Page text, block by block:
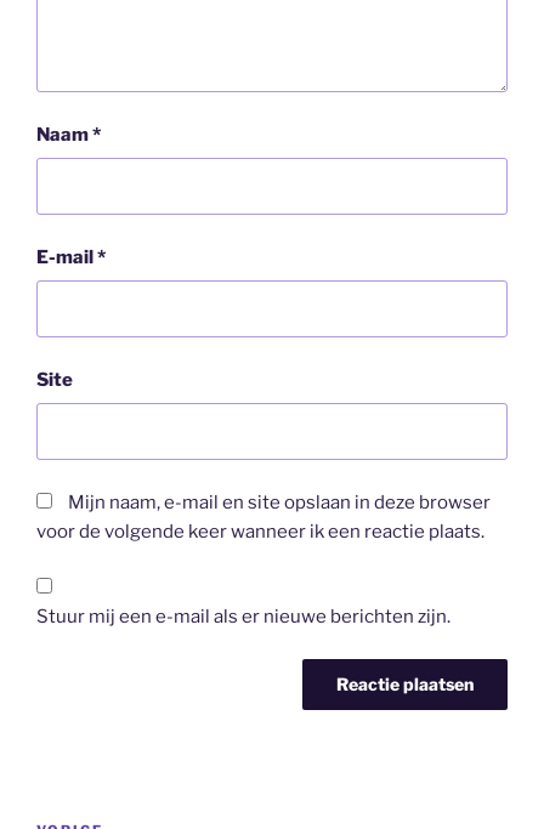
Naam*
E-mail*
Site
Mijn naam, e-mail en site opslaan in deze browser
voor de volgende keer wanneer ik een reactie plaats.
Stuur mij een e-mail als er nieuwe berichten zijn.